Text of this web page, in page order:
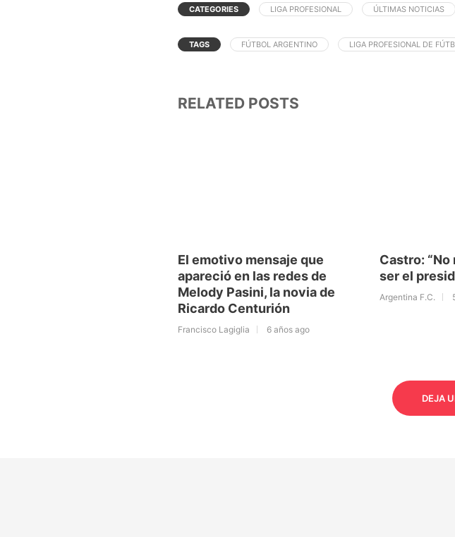
CATEGORIES LIGA PROFESIONAL ÚLTIMAS NOTICIAS
TAGS FÚTBOL ARGENTINO LIGA PROFESIONAL DE
RELATED POSTS
El emotivo mensaje que
apareció en las redes de
Melody Pasini, la novia de
Ricardo Centurión
Francisco Lagiglia 6 años ago
Castro:
ser el
Argentina F.C.
DEJA